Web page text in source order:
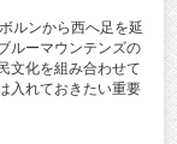
ルンから西へ足を延
ルーマウンテンズの
文化を組み合わせて
入れておきたい重要